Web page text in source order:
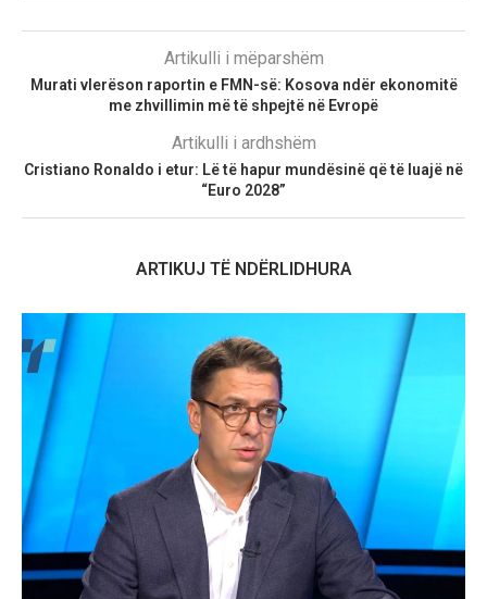
Artikulli i mëparshëm
Murati vlerëson raportin e FMN-së: Kosova ndër ekonomitë
me zhvillimin më të shpejtë në Evropë
Artikulli i ardhshëm
Cristiano Ronaldo i etur: Lë të hapur mundësinë që të luajë në
“Euro 2028”
ARTIKUJ TË NDËRLIDHURA